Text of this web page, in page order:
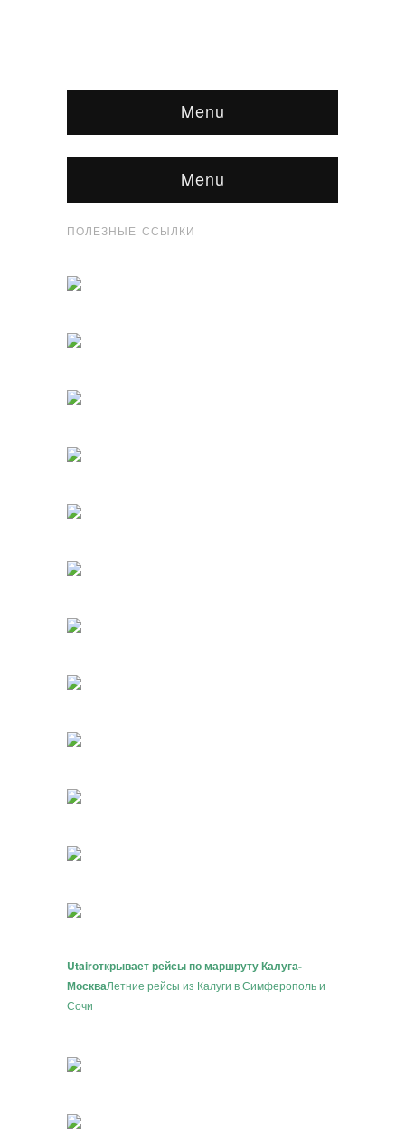
Menu
Menu
ПОЛЕЗНЫЕ ССЫЛКИ
Utairоткрывает рейсы по маршруту Калуга-
МоскваЛетние рейсы из Калуги в Симферополь и
Сочи